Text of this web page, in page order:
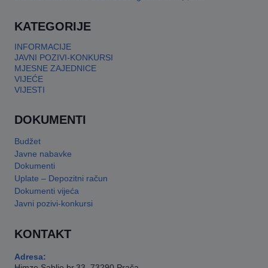
KATEGORIJE
INFORMACIJE
JAVNI POZIVI-KONKURSI
MJESNE ZAJEDNICE
VIJEĆE
VIJESTI
DOKUMENTI
Budžet
Javne nabavke
Dokumenti
Uplate – Depozitni račun
Dokumenti vijeća
Javni pozivi-konkursi
KONTAKT
Adresa: